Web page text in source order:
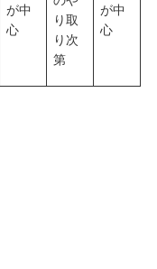
が中
心
り取
り次
第
が中
心